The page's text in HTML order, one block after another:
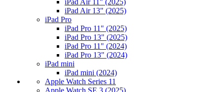
iPad Air 11" (2025)
iPad Air 13" (2025)
iPad Pro
iPad Pro 11" (2025)
iPad Pro 13" (2025)
iPad Pro 11" (2024)
iPad Pro 13" (2024)
iPad mini
iPad mini (2024)
Apple Watch Series 11
Apple Watch SE 3 (2025)